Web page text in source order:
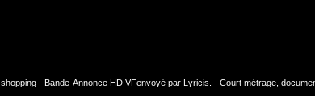
shopping - Bande-Annonce HD VFenvoyé par Lyricis. - Court métrage,